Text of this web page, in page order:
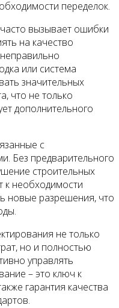
переделок.
вызывает ошибки
на качество
или система
значительных
что не только
дополнительного
с
Без предварительного
строительных
к необходимости
новые разрешения, что
не только
но и полностью
управлять
– это ключ к
гарантия качества